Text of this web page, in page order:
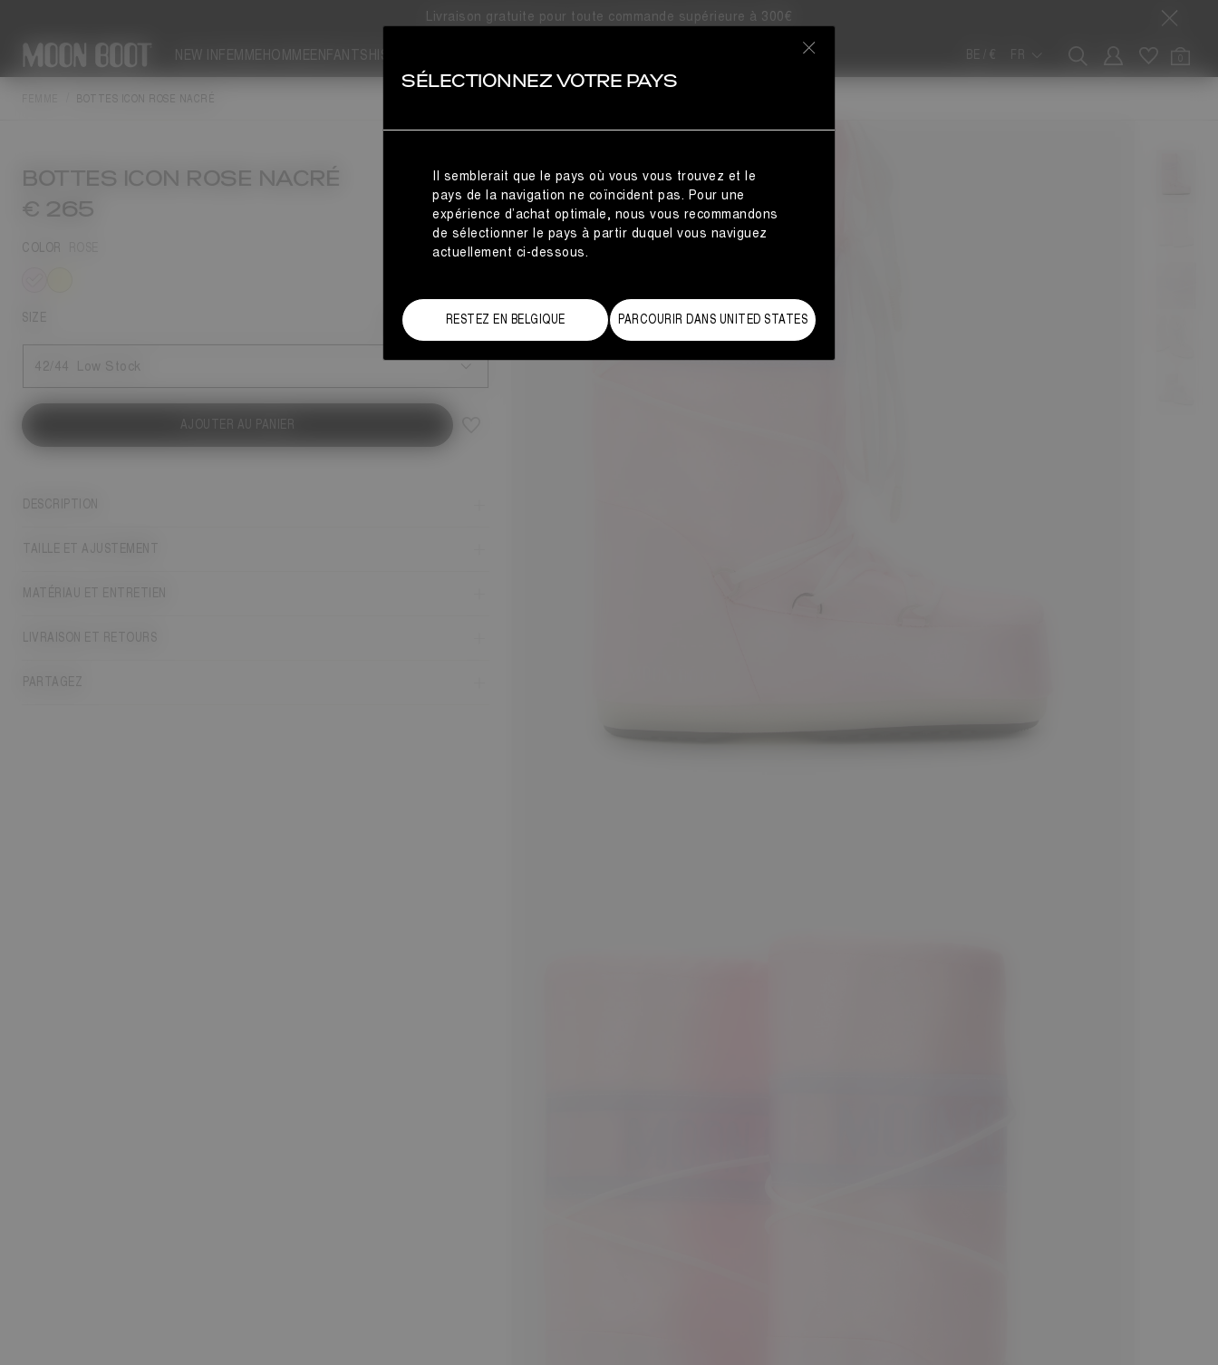
Livraison gratuite pour toute commande supérieure à 300€
NEW INFEMMEHOMMEENFANTSHISTOIRES BE / € 0
BOTTES ICON ROSE NACRÉ
BOTTES ICON ROSE NACRÉ
€ 265
COLOR
SIZE Guide des tailles
42/44 Low Stock
AJOUTER AU PANIER
DESCRIPTION
TAILLE ET AJUSTEMENT
MATÉRIAU ET ENTRETIEN
LIVRAISON ET RETOURS
PARTAGEZ
SÉLECTIONNEZ VOTRE PAYS
Il semblerait que le pays où vous vous trouvez et le
pays de la navigation ne coïncident pas. Pour une
expérience d’achat optimale, nous vous recommandons
de sélectionner le pays à partir duquel vous naviguez
actuellement ci-dessous.
RESTEZ EN BELGIQUE PARCOURIR DANS UNITED STATES